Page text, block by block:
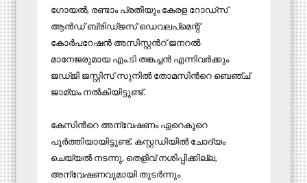
ഗോയൽ, രണ്ടാം പ്രതിയും കേരള റോഡ്സ്
ആൻഡ് ബ്രിഡ്‌ജസ് ഡെവലപ്‌മെന്റ്‌
കോർപറേഷൻ അസിസ്റ്റന്‍റ് ജനറൽ
മാനേജരുമായ എം.ടി തങ്കച്ചൻ എന്നിവർക്കും
ജഡ്ജി ജസ്റ്റിസ് സുനിൽ തോമസിന്‍റെ ബെഞ്ച്
ജാമ്യം നൽകിയിട്ടുണ്ട്.
കേസിന്‍റെ അന്വേഷണം ഏറെകുറെ
പൂർത്തിയായിട്ടുണ്ട്, കസ്റ്റഡിയിൽ ചോദ്യം
ചെയ്യൽ നടന്നു, തെളിവ് നശിപ്പിക്കില്ല,
അന്വേഷണവുമായി തുടർന്നും